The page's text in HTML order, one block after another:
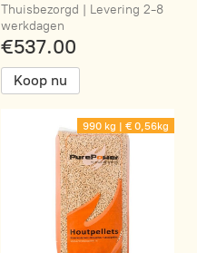
Thuisbezorgd | Levering 2-8
werkdagen
€537.00
Koop nu
990 kg | € 0,56kg